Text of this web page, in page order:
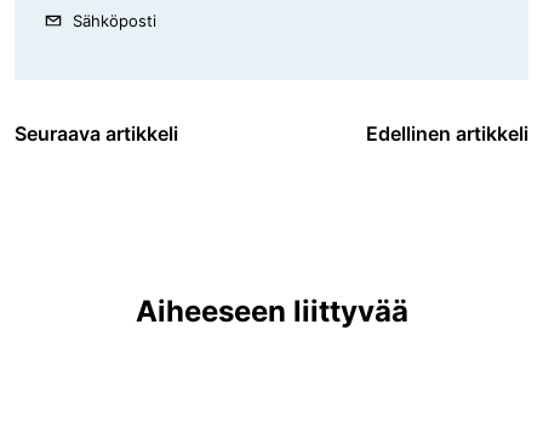
Sähköposti
Seuraava artikkeli Edellinen artikkeli
Aiheeseen liittyvää